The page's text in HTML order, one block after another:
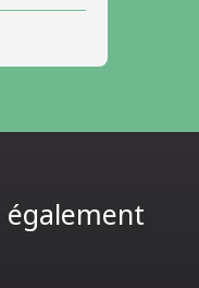
également